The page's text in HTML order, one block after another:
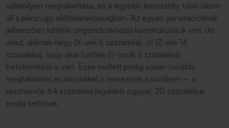
valamilyen megtakarítása, és a legtöbb korosztály több lábon
áll a pénzügyi előtakarékosságban. Az egyes generációknak
jellemzően kétféle öngondoskodási konstrukciójuk van, de
akad, akiknek négy (X-sek 6 százaléka), öt (Z-sek 14
százaléka), vagy akár hatféle (Y-osok 3 százaléka)
befektetésük is van. Ezek mellett pedig sokan további
megtakarítási eszközökkel is terveznek a jövőben – a
résztvevők 64 százaléka legalább eggyel, 20 százalékuk
pedig kettővel.